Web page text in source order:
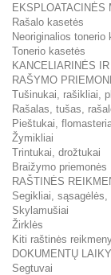
EKSPLOATACINĖS
Rašalo kasetės
Neoriginalios tonerio
Tonerio kasetės
KANCELIARINĖS
RAŠYMO
Tušinukai, rašikliai,
Rašalas, tušas,
Pieštukai,
Žymikliai
Trintukai, drožtukai
Braižymo priemonės
RAŠTINĖS
Segikliai, sąsagėlės,
Skylamušiai
Žirklės
Kiti raštinės
DOKUMENTŲ
Segtuvai